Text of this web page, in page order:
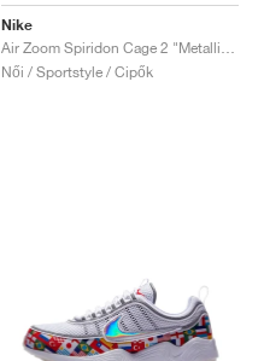
Nike
Női / Sportstyle / Cipők